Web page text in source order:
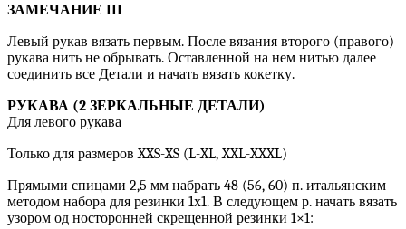
ЗАМЕЧАНИЕ III
Левый рукав вязать первым. После вязания второго (правого)
рукава нить не обрывать. Оставленной на нем нитью далее
соединить все Детали и начать вязать кокетку.
РУКАВА (2 ЗЕРКАЛЬНЫЕ ДЕТАЛИ)
Для левого рукава
Только для размеров XXS-XS (L-XL, XXL-XXXL)
Прямыми спицами 2,5 мм набрать 48 (56, 60) п. итальянским
методом набора для резинки 1х1. В следующем р. начать вязать
узором од носторонней скрещенной резинки 1×1: